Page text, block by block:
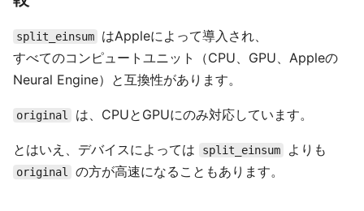
split_einsum
はAppleによって導入され、
すべてのコンピュートユニット（CPU、GPU、Appleの
Neural Engine）と互換性があります。
original は、CPUとGPUにのみ対応しています。
とはいえ、デバイスによっては split_einsum よりも
original の方が高速になることもあります。